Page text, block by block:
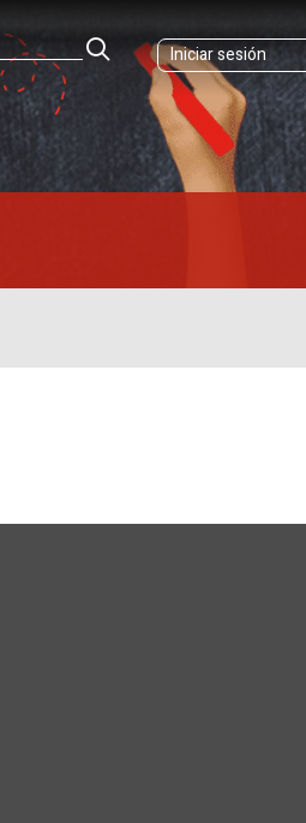
Iniciar sesión